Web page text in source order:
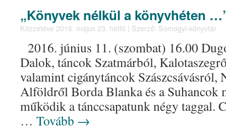
„Könyvek nélkül a könyvhéten
Közzétéve 2016. május 23. hétfő | Szerző: Somogyi-könyvtár
2016. június 11. (szombat) 16.00
Dalok, táncok Szatmárból,
valamint cigánytáncok Szászcsávásról,
Alföldről Borda Blanka és a
működik a tánccsapatunk négy taggal.
… Tovább →